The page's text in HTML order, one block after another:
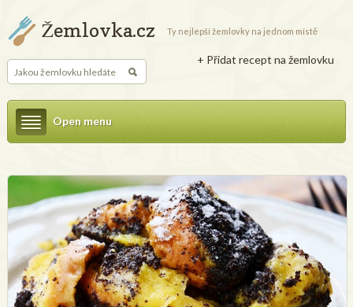
Žemlovka.cz Ty nejlepší žemlovky na jednom místě
+ Přidat recept na žemlovku
Open menu